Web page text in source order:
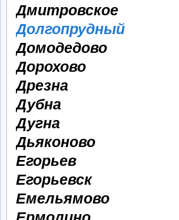
Дмитровское
Долгопрудный
Домодедово
Дорохово
Дрезна
Дубна
Дугна
Дьяконово
Егорьев
Егорьевск
Емельямово